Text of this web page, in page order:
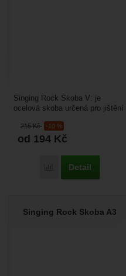
215Kč -10 %
od 194 Kč
Porovnat
Detail
Singing Rock Skoba V: je
ocelová skoba určená pro jištění
rozměrů. Využijete...
Singing Rock Skoba A3